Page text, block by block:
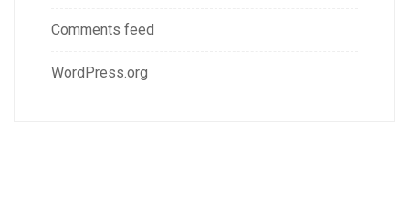
Comments feed
WordPress.org